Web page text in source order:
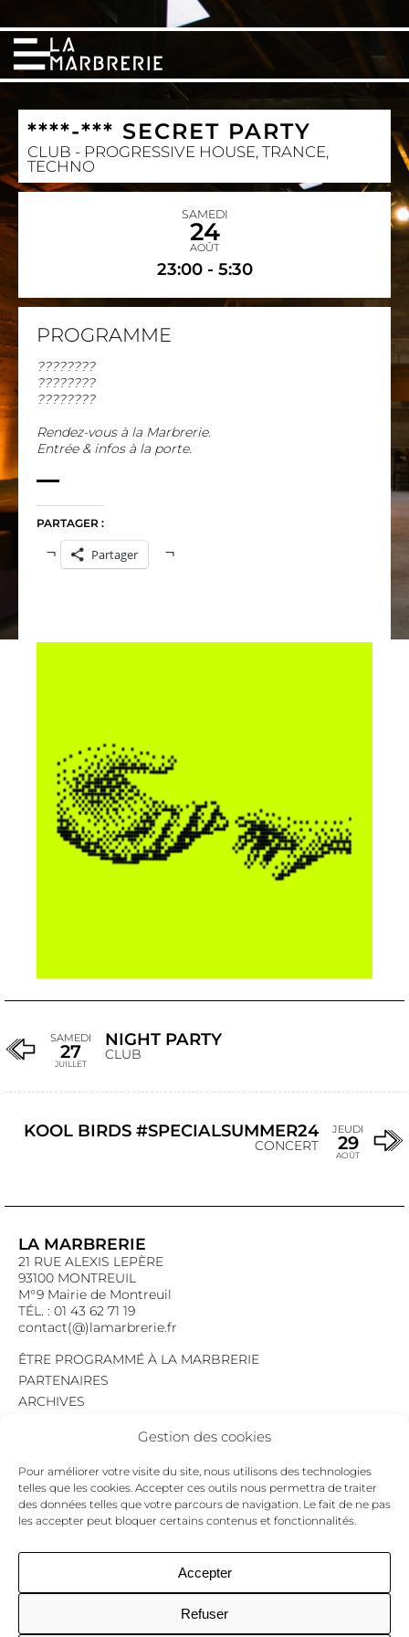
Gestion des cookies
Pour améliorer votre visite du site, nous utilisons des technologies
telles que les cookies. Accepter ces outils nous permettra de traiter
des données telles que votre parcours de navigation. Le fait de ne pas
les accepter peut bloquer certains contenus et fonctionnalités.
Accepter
Refuser
****-*** SECRET PARTY
CLUB - PROGRESSIVE HOUSE, TRANCE,
TECHNO
SAMEDI
24
AOÛT
23:00 - 5:30
PROGRAMME
????????
????????
????????
Rendez-vous à la Marbrerie.
Entrée & infos à la porte.
PARTAGER :
Partager
SAMEDI
27
JUILLET
NIGHT PARTY
CLUB
KOOL BIRDS #SPECIALSUMMER24
CONCERT
JEUDI
29
AOÛT
LA MARBRERIE
21 RUE ALEXIS LEPÈRE
93100 MONTREUIL
M°9 Mairie de Montreuil
TÉL. : 01 43 62 71 19
contact(@)lamarbrerie.fr
ÊTRE PROGRAMMÉ À LA MARBRERIE
PARTENAIRES
ARCHIVES
MENTIONS LÉGALES
POLITIQUE DE CONFIDENTIALITÉ
COOKIES
NEWSLETTER
pour ne jamais passer à côté d’un événement.